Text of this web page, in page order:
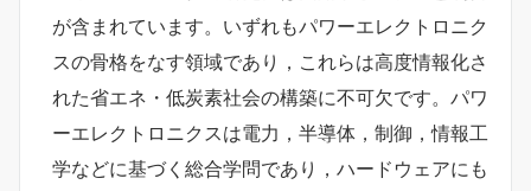
が含まれています。いずれもパワーエレクトロニク
スの骨格をなす領域であり，これらは高度情報化さ
れた省エネ・低炭素社会の構築に不可欠です。パワ
ーエレクトロニクスは電力，半導体，制御，情報工
学などに基づく総合学問であり，ハードウェアにも